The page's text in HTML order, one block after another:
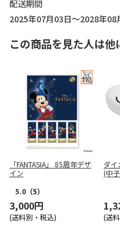
配送期間
2025年07月03日～2028年08
この商品を見た人は
「FANTASIA」 85周年デザ
イン
5.0 （5）
3,000円
(送料別・税込)
ダイ
(中
(送